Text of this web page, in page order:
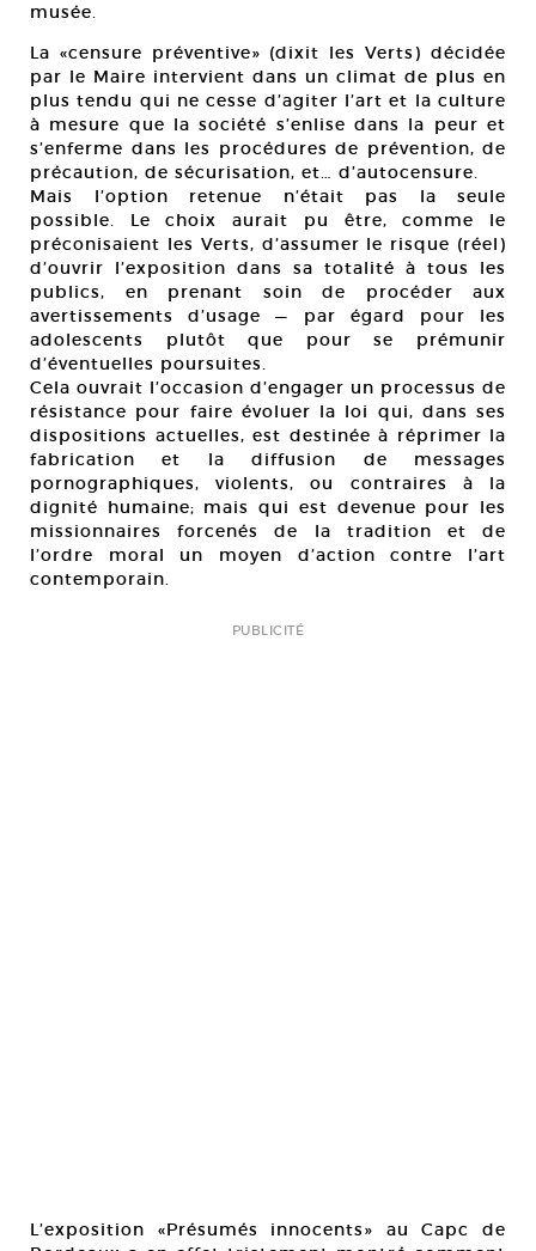
musée.
La «censure préventive» (dixit les Verts) décidée
par le Maire intervient dans un climat de plus en
plus tendu qui ne cesse d’agiter l’art et la culture
à mesure que la société s’enlise dans la peur et
s’enferme dans les procédures de prévention, de
précaution, de sécurisation, et… d’autocensure.
Mais l’option retenue n’était pas la seule
possible. Le choix aurait pu être, comme le
préconisaient les Verts, d’assumer le risque (réel)
d’ouvrir l’exposition dans sa totalité à tous les
publics, en prenant soin de procéder aux
avertissements d’usage — par égard pour les
adolescents plutôt que pour se prémunir
d’éventuelles poursuites.
Cela ouvrait l’occasion d’engager un processus de
résistance pour faire évoluer la loi qui, dans ses
dispositions actuelles, est destinée à réprimer la
fabrication et la diffusion de messages
pornographiques, violents, ou contraires à la
dignité humaine; mais qui est devenue pour les
missionnaires forcenés de la tradition et de
l’ordre moral un moyen d’action contre l’art
contemporain.
PUBLICITÉ
L’exposition «Présumés innocents» au Capc de